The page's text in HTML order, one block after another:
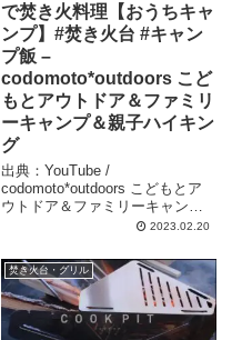
で焚き火料理【おうちキャ
ンプ】#焚き火台 #キャン
プ飯 –
codomoto*outdoors こど
もとアウトドア＆ファミリ
ーキャンプ＆親子ハイキン
グ
出典：YouTube /
codomoto*outdoors こどもとア
ウトドア＆ファミリーキャンプ
2023.02.20
焚き火台・グリル